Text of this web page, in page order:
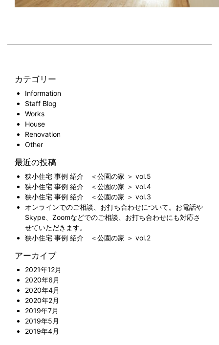
カテゴリー
Information
Staff Blog
Works
House
Renovation
Other
最近の投稿
狭小住宅 事例 紹介 ＜公園の家 ＞ vol.5
狭小住宅 事例 紹介 ＜公園の家 ＞ vol.4
狭小住宅 事例 紹介 ＜公園の家 ＞ vol.3
オンラインでのご相談、お打ち合わせについて。お電話や
Skype、Zoomなどでのご相談、お打ち合わせにも対応さ
せていただきます。
狭小住宅 事例 紹介 ＜公園の家 ＞ vol.2
アーカイブ
2021年12月
2020年6月
2020年4月
2020年2月
2019年7月
2019年5月
2019年4月